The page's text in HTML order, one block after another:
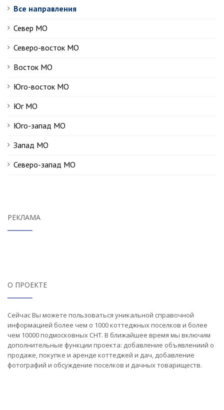
Все направления
Север МО
Северо-восток МО
Восток МО
Юго-восток МО
Юг МО
Юго-запад МО
Запад МО
Северо-запад МО
РЕКЛАМА
О ПРОЕКТЕ
Сейчас Вы можете пользоваться уникальной справочной
информацией более чем о 1000 коттеджных поселков и более
чем 10000 подмосковных СНТ. В ближайшее время мы включим
дополнительные функции проекта: добавление объявлениий о
продаже, покупке и аренде коттеджей и дач, добавление
фотографий и обсуждение поселков и дачных товариществ.